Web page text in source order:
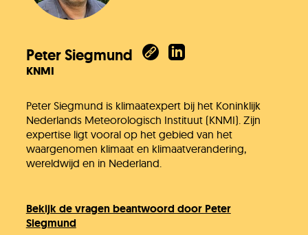
Peter Siegmund
KNMI
Peter Siegmund is klimaatexpert bij het Koninklijk
Nederlands Meteorologisch Instituut (KNMI). Zijn
expertise ligt vooral op het gebied van het
waargenomen klimaat en klimaatverandering,
wereldwijd en in Nederland.
Bekijk de vragen beantwoord door Peter
Siegmund